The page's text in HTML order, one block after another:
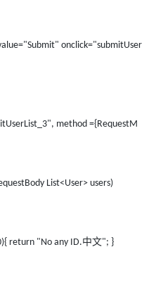
onclick="submitUser
method ={RequestM
List<User> users)
return "No any ID.中文"; }